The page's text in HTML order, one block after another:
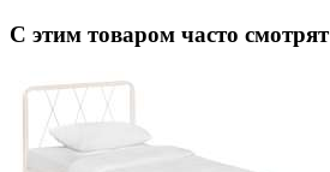
С этим товаром часто смотрят